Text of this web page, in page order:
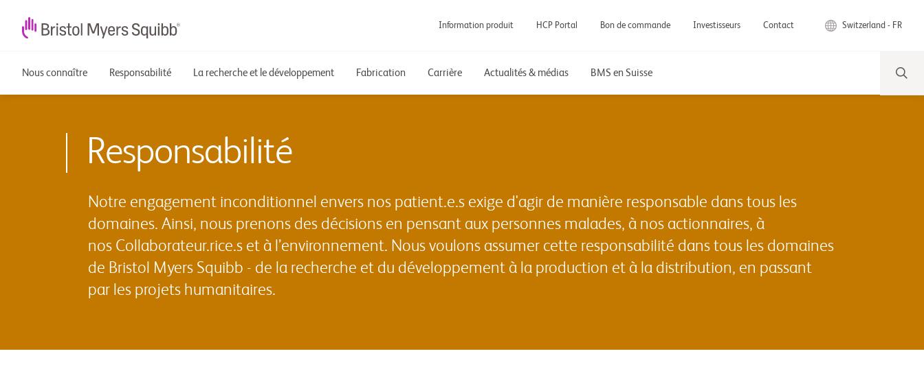
Information produit HCP Portal Bon de commande Investisseurs Contact Switzerland - FR
Nous connaître Responsabilité La recherche et le développement Fabrication Carrière Actualités & médias BMS en Suisse
Responsabilité
Notre engagement inconditionnel envers nos patient.e.s exige d'agir de manière responsable dans tous les
domaines. Ainsi, nous prenons des décisions en pensant aux personnes malades, à nos actionnaires, à
nos Collaborateur.rice.s et à l’environnement. Nous voulons assumer cette responsabilité dans tous les domaines
de Bristol Myers Squibb - de la recherche et du développement à la production et à la distribution, en passant
par les projets humanitaires.